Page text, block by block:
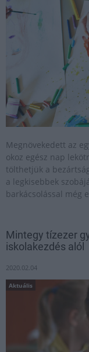
Megnövekedett az
okoz egész nap
tölthetjük a
a legkisebbek
barkácsolással még
Mintegy tízezer
iskolakezdés alól
2020.02.04
Aktuális